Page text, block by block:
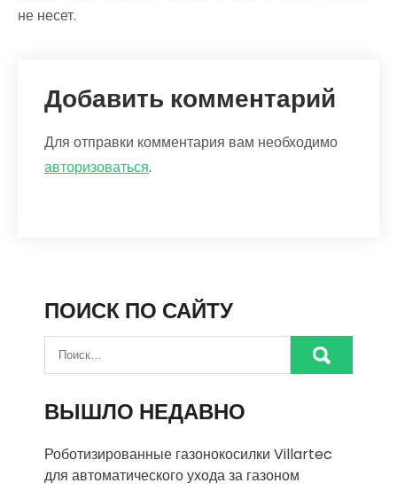
не несет.
Добавить комментарий
Для отправки комментария вам необходимо
авторизоваться.
ПОИСК ПО САЙТУ
ВЫШЛО НЕДАВНО
Роботизированные газонокосилки Villartec
для автоматического ухода за газоном